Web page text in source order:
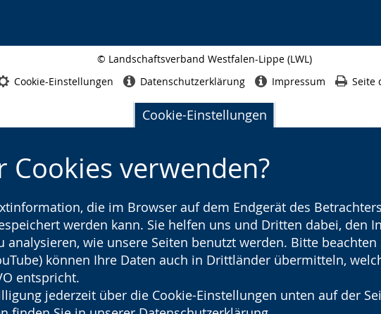
Cookie-Einstellungen
Cookies verwenden?
die im Browser auf dem Endgerät des
werden kann. Sie helfen uns und Dritten dabei, den
analysieren, wie unsere Seiten benutzt werden. Bitte beachten
können Ihre Daten auch in Drittländer übermitteln,
entspricht.
jederzeit über die Cookie-Einstellungen unten auf der
© Landschaftsverband Westfalen-Lippe (LWL)
Cookie-Einstellungen Datenschutzerklärung Impressum Seite